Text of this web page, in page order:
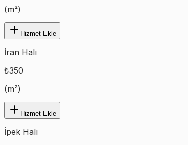
(m²)
Hizmet Ekle
İran Halı
₺350
(m²)
Hizmet Ekle
İpek Halı